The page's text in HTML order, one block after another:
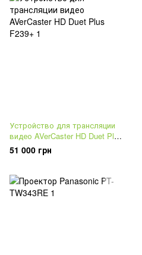
Устройство для трансляции
видео AVerCaster HD Duet Plus
F239+
51 000 грн